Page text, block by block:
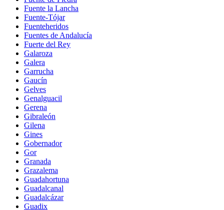
Fuente la Lancha
Fuente-Tójar
Fuenteheridos
Fuentes de Andalucía
Fuerte del Rey
Galaroza
Galera
Garrucha
Gaucín
Gelves
Genalguacil
Gerena
Gibraleón
Gilena
Gines
Gobernador
Gor
Granada
Grazalema
Guadahortuna
Guadalcanal
Guadalcázar
Guadix